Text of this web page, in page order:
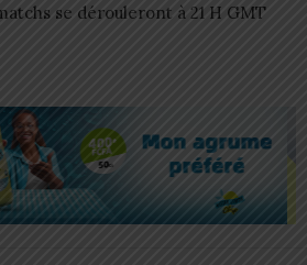
se dérouleront à 21 H GMT